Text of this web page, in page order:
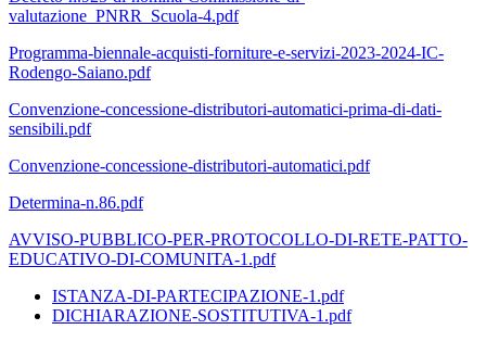
valutazione_PNRR_Scuola-4.pdf
Programma-biennale-acquisti-forniture-e-servizi-2023-2024-IC-
Rodengo-Saiano.pdf
Convenzione-concessione-distributori-automatici-prima-di-dati-
sensibili.pdf
Convenzione-concessione-distributori-automatici.pdf
Determina-n.86.pdf
AVVISO-PUBBLICO-PER-PROTOCOLLO-DI-RETE-PATTO-
EDUCATIVO-DI-COMUNITA-1.pdf
ISTANZA-DI-PARTECIPAZIONE-1.pdf
DICHIARAZIONE-SOSTITUTIVA-1.pdf